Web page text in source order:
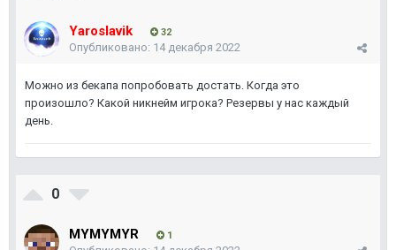
Yaroslavik 32
Опубликовано: 14 декабря 2022
Можно из бекапа попробовать достать. Когда это
произошло? Какой никнейм игрока? Резервы у нас каждый
день.
0
MYMYMYR 1